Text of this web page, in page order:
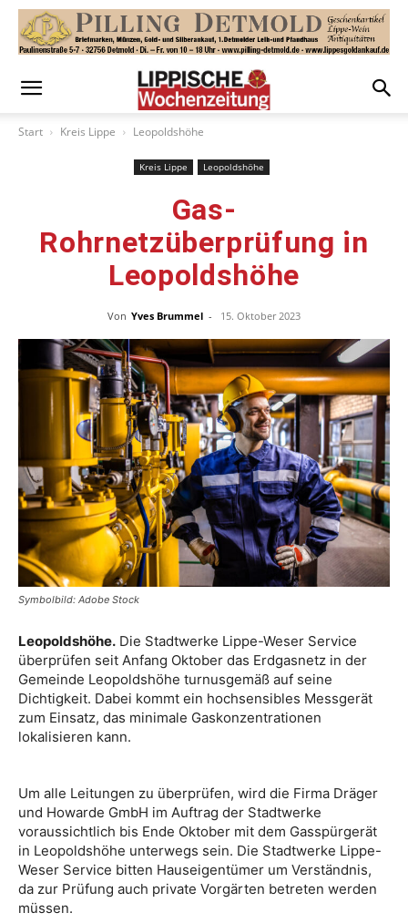
Start Kreis Lippe Leopoldshöhe
Kreis Lippe Leopoldshöhe
Gas-
Rohrnetzüberprüfung in
Leopoldshöhe
Von Yves Brummel - 15. Oktober 2023
Symbolbild: Adobe Stock
Leopoldshöhe. Die Stadtwerke Lippe-Weser Service
überprüfen seit Anfang Oktober das Erdgasnetz in der
Gemeinde Leopoldshöhe turnusgemäß auf seine
Dichtigkeit. Dabei kommt ein hochsensibles Messgerät
zum Einsatz, das minimale Gaskonzentrationen
lokalisieren kann.
Um alle Leitungen zu überprüfen, wird die Firma Dräger
und Howarde GmbH im Auftrag der Stadtwerke
voraussichtlich bis Ende Oktober mit dem Gasspürgerät
in Leopoldshöhe unterwegs sein. Die Stadtwerke Lippe-
Weser Service bitten Hauseigentümer um Verständnis,
da zur Prüfung auch private Vorgärten betreten werden
müssen.